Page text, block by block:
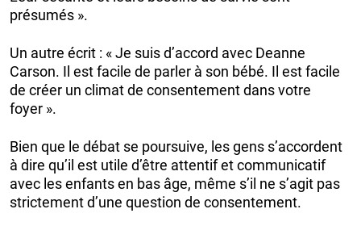
présumés ».
Un autre écrit : « Je suis d’accord avec Deanne
Carson. Il est facile de parler à son bébé. Il est facile
de créer un climat de consentement dans votre
foyer ».
Bien que le débat se poursuive, les gens s’accordent
à dire qu’il est utile d’être attentif et communicatif
avec les enfants en bas âge, même s’il ne s’agit pas
strictement d’une question de consentement.